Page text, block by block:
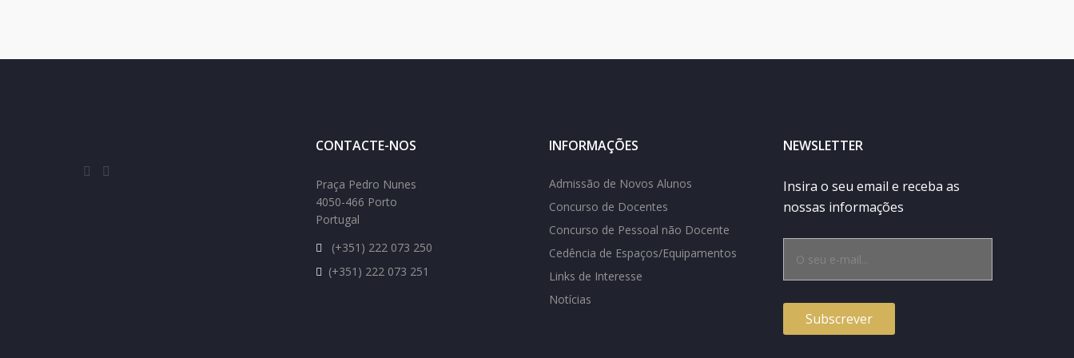
CONTACTE-NOS
Praça Pedro Nunes
4050-466 Porto
Portugal
(+351) 222 073 250
(+351) 222 073 251
INFORMAÇÕES
Admissão de Novos Alunos
Concurso de Docentes
Concurso de Pessoal não Docente
Cedência de Espaços/Equipamentos
Links de Interesse
Notícias
NEWSLETTER
Insira o seu email e receba as
nossas informações